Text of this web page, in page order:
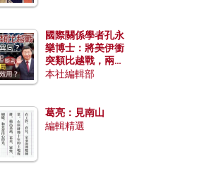
國際關係學者孔永
樂博士：將美伊衝
突類比越戰，兩者
有何異同？中國崛
本社編輯部
葛亮：見南山
編輯精選